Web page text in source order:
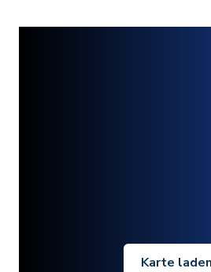
Karte laden